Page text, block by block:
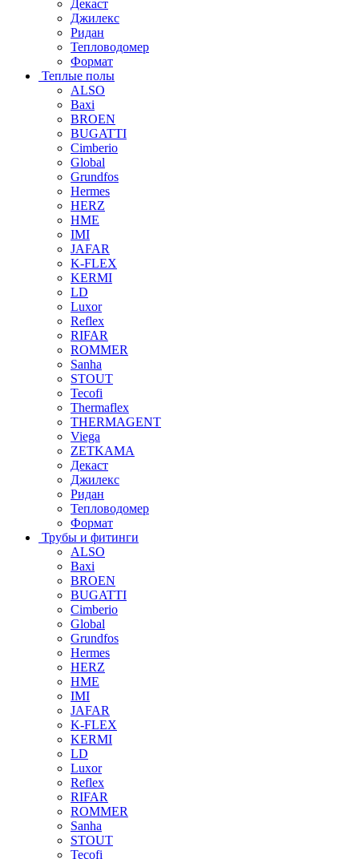
Декаст
Джилекс
Ридан
Тепловодомер
Формат
Теплые полы
ALSO
Baxi
BROEN
BUGATTI
Cimberio
Global
Grundfos
Hermes
HERZ
HME
IMI
JAFAR
K-FLEX
KERMI
LD
Luxor
Reflex
RIFAR
ROMMER
Sanha
STOUT
Tecofi
Thermaflex
THERMAGENT
Viega
ZETKAMA
Декаст
Джилекс
Ридан
Тепловодомер
Формат
Трубы и фитинги
ALSO
Baxi
BROEN
BUGATTI
Cimberio
Global
Grundfos
Hermes
HERZ
HME
IMI
JAFAR
K-FLEX
KERMI
LD
Luxor
Reflex
RIFAR
ROMMER
Sanha
STOUT
Tecofi